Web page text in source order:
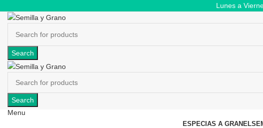
Lunes a
Search
Search
Menu
ESPECIAS A GRANEL